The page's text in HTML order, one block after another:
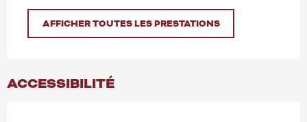
AFFICHER TOUTES LES PRESTATIONS
ACCESSIBILITÉ